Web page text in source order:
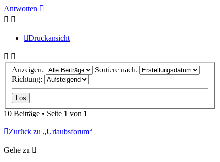
oben
Antworten
Druckansicht
Anzeigen:
Sortiere nach:
Richtung:
10 Beiträge • Seite 1 von 1
Zurück zu „Urlaubsforum“
Gehe zu